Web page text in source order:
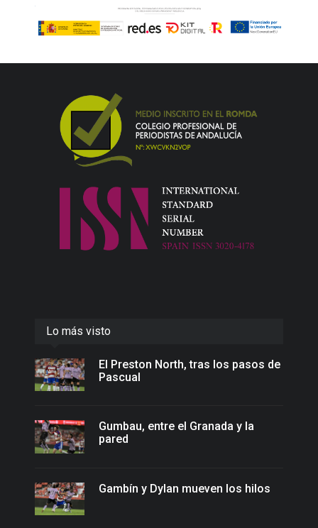
Lo más visto
El Preston North, tras los pasos de
Pascual
Gumbau, entre el Granada y la
pared
Gambín y Dylan mueven los hilos